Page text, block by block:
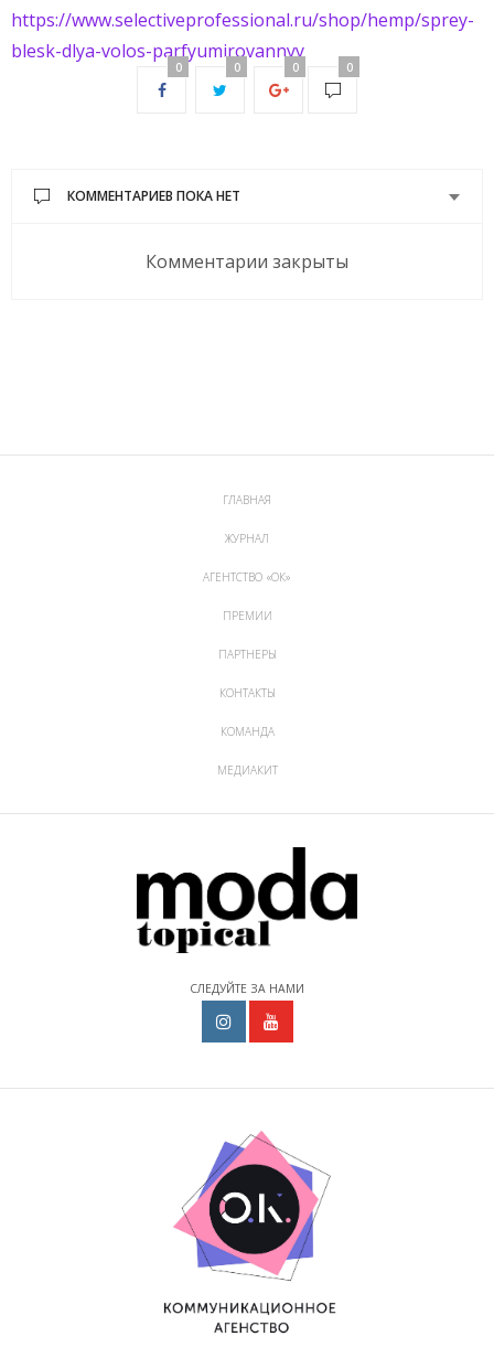
https://www.selectiveprofessional.ru/shop/hemp/sprey-
blesk-dlya-volos-parfyumirovannyy
0 0 0 0
КОММЕНТАРИЕВ ПОКА НЕТ
Комментарии закрыты
ГЛАВНАЯ
ЖУРНАЛ
АГЕНТСТВО «ОК»
ПРЕМИИ
ПАРТНЕРЫ
КОНТАКТЫ
КОМАНДА
МЕДИАКИТ
СЛЕДУЙТЕ ЗА НАМИ